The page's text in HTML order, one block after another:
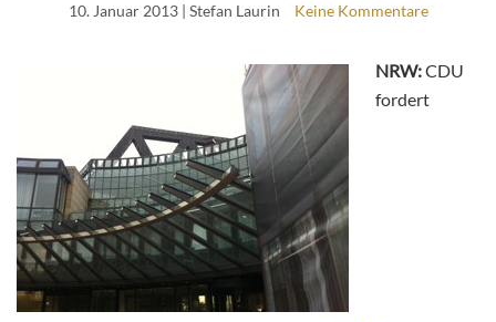
10. Januar 2013| Stefan Laurin Keine Kommentare
NRW:CDU
fordert